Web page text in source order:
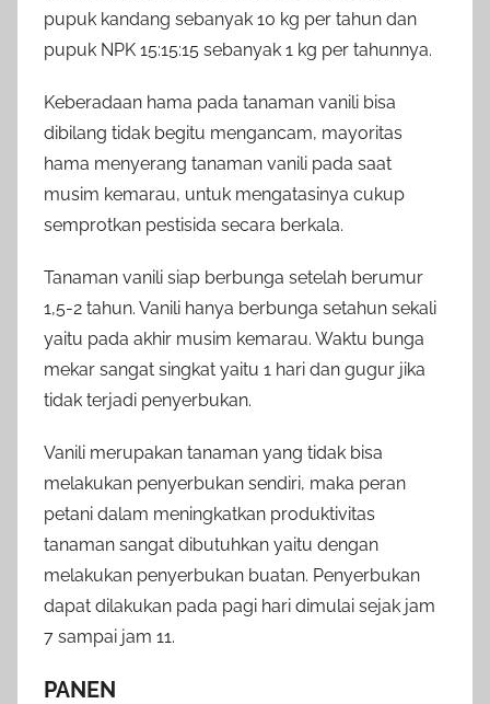
pupuk kandang sebanyak 10 kg per tahun dan
pupuk NPK 15:15:15 sebanyak 1 kg per tahunnya.
Keberadaan hama pada tanaman vanili bisa
dibilang tidak begitu mengancam, mayoritas
hama menyerang tanaman vanili pada saat
musim kemarau, untuk mengatasinya cukup
semprotkan pestisida secara berkala.
Tanaman vanili siap berbunga setelah berumur
1,5-2 tahun. Vanili hanya berbunga setahun sekali
yaitu pada akhir musim kemarau. Waktu bunga
mekar sangat singkat yaitu 1 hari dan gugur jika
tidak terjadi penyerbukan.
Vanili merupakan tanaman yang tidak bisa
melakukan penyerbukan sendiri, maka peran
petani dalam meningkatkan produktivitas
tanaman sangat dibutuhkan yaitu dengan
melakukan penyerbukan buatan. Penyerbukan
dapat dilakukan pada pagi hari dimulai sejak jam
7 sampai jam 11.
PANEN